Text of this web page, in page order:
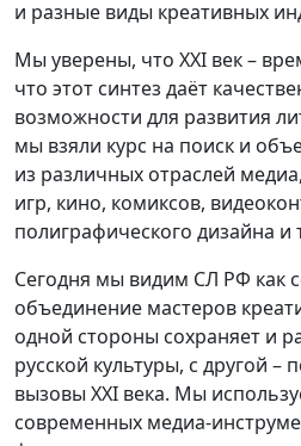
и разные виды креативных
Мы уверены, что XXI век –
что этот синтез даёт
возможности для развития
мы взяли курс на поиск и
из различных отраслей
игр, кино, комиксов,
полиграфического дизайна и
Сегодня мы видим СЛ РФ как
объединение мастеров
одной стороны сохраняет и
русской культуры, с другой –
вызовы XXI века. Мы
современных медиа-